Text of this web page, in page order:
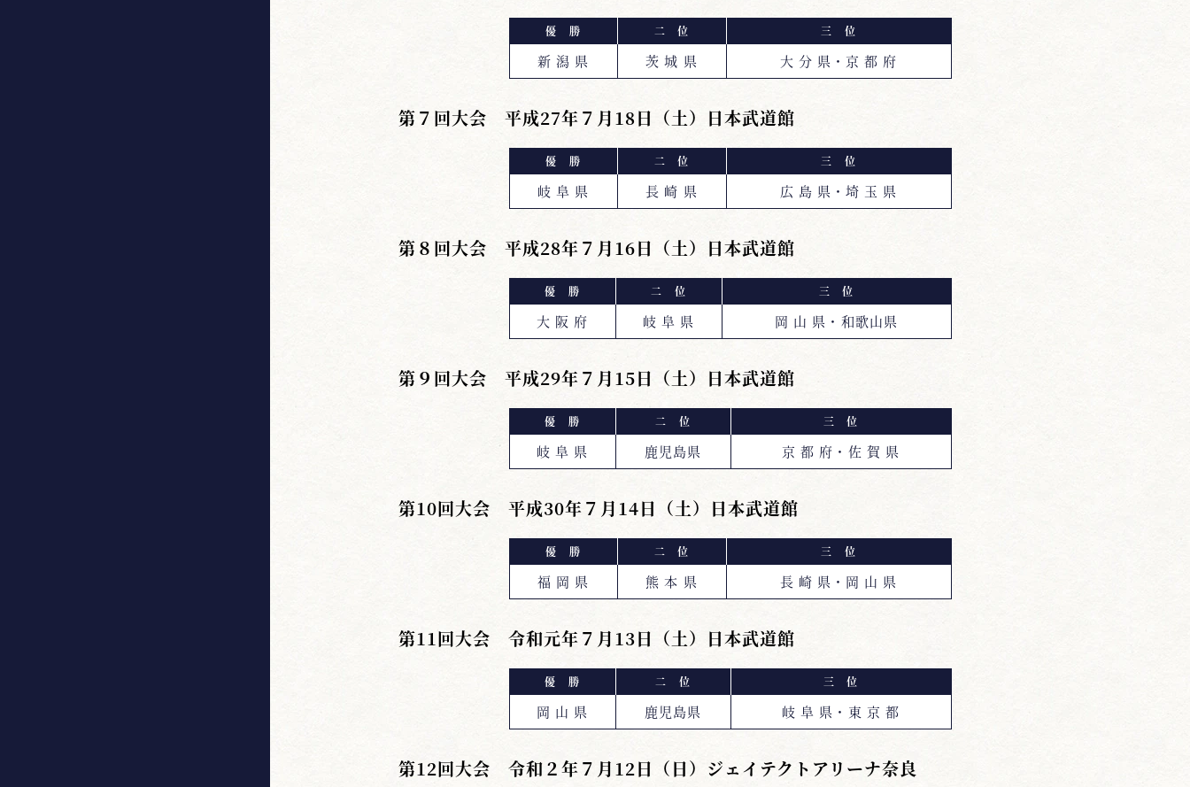
優 勝 二 位 三 位
新 潟 県 茨 城 県 大 分 県・京 都 府
第７回大会 平成27年７月18日（土）日本武道館
優 勝 二 位 三 位
岐 阜 県 長 崎 県 広 島 県・埼 玉 県
第８回大会 平成28年７月16日（土）日本武道館
優 勝 二 位 三 位
大 阪 府 岐 阜 県 岡 山 県・和歌山県
第９回大会 平成29年７月15日（土）日本武道館
優 勝 二 位 三 位
岐 阜 県 鹿児島県 京 都 府・佐 賀 県
第10回大会 平成30年７月14日（土）日本武道館
優 勝 二 位 三 位
福 岡 県 熊 本 県 長 崎 県・岡 山 県
第11回大会 令和元年７月13日（土）日本武道館
優 勝 二 位 三 位
岡 山 県 鹿児島県 岐 阜 県・東 京 都
第12回大会 令和２年７月12日（日）ジェイテクトアリーナ奈良